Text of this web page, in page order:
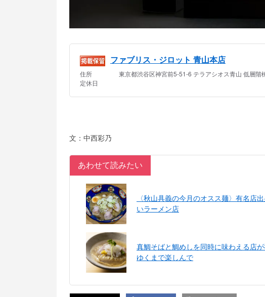
文：中西彩乃
あわせて読みたい
〈秋山具義の今月のオスス麺〉有名店
いラーメン店
真鯛そばと鯛めしを同時に味わえる店
ゆくまで楽しんで